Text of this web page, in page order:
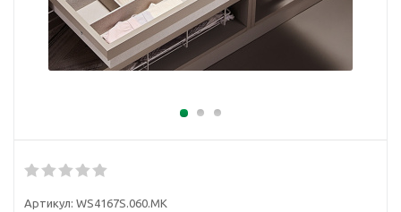
Артикул: WS4167S.060.MK